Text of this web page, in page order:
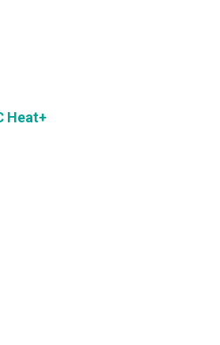
Heat+